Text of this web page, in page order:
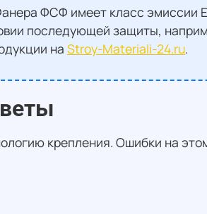
ФСФ имеет класс эмиссии
последующей защиты,
на Stroy-Materiali-24.ru.
крепления. Ошибки на